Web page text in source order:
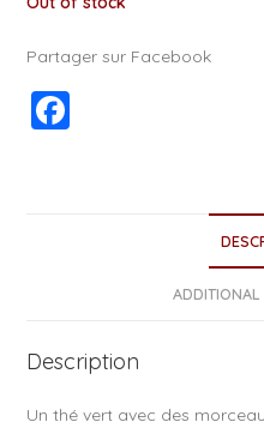
Partager sur Facebook
o
k
ADDITIONAL
Description
Un thé vert avec des